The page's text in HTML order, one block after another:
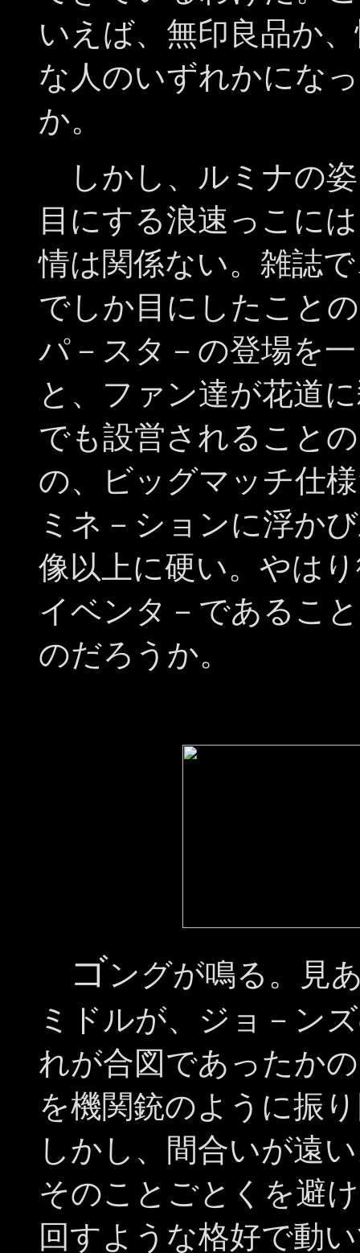
いえば、無印良品か
な人のいずれかにな
か。
しかし、ルミナの
目にする浪速っこに
情は関係ない。雑誌
でしか目にしたこと
パ－スタ－の登場を
と、ファン達が花道
でも設営されること
の、ビッグマッチ仕
ミネ－ションに浮か
像以上に硬い。やは
イベンタ－であるこ
のだろうか。
ゴングが鳴る。見
ミドルが、ジョ－ン
れが合図であったか
を機関銃のように振
しかし、間合いが遠
そのことごとくを避
回すような格好で動